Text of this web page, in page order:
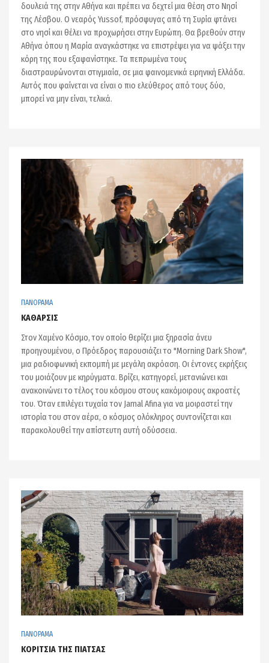
δουλειά της στην Αθήνα και πρέπει να δεχτεί μια θέση στο Νησί
της Λέσβου. Ο νεαρός Yussof, πρόσφυγας από τη Συρία φτάνει
στο νησί και θέλει να προχωρήσει στην Ευρώπη. Θα βρεθούν στην
Αθήνα όπου η Μαρία αναγκάστηκε να επιστρέψει για να ψάξει την
κόρη της που εξαφανίστηκε. Τα πεπρωμένα τους
διαστραυρώνονται στιγμιαία, σε μια φαινομενικά ειρηνική Ελλάδα.
Αυτός που φαίνεται να είναι ο πιο ελεύθερος από τους δύο,
μπορεί να μην είναι, τελικά.
ΠΑΝΟΡΑΜΑ
ΚΑΘΑΡΣΙΣ
Στον Xαμένο Kόσμο, τον οποίο θερίζει μια ξηρασία άνευ
προηγουμένου, ο Πρόεδρος παρουσιάζει το "Morning Dark Show",
μια ραδιοφωνική εκπομπή με μεγάλη ακρόαση. Οι έντονες εκρήξεις
του μοιάζουν με κηρύγματα. Βρίζει, κατηγορεί, μετανιώνει και
ανακοινώνει το τέλος του κόσμου στους κακόμοιρους ακροατές
του. Όταν επιλέγει τυχαία τον Jamal Afina για να μοιραστεί την
ιστορία του στον αέρα, ο κόσμος ολόκληρος συντονίζεται και
παρακολουθεί την απίστευτη αυτή οδύσσεια.
ΠΑΝΟΡΑΜΑ
ΚΟΡΙΤΣΙΑ ΤΗΣ ΠΙΑΤΣΑΣ